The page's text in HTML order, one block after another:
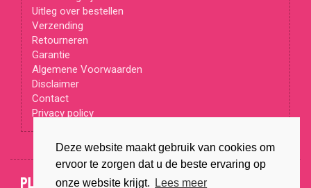
Deze website maakt gebruik van cookies om
ervoor te zorgen dat u de beste ervaring op
onze website krijgt.
Lees meer
Uitleg over bestellen
Verzending
Retourneren
Garantie
Algemene Voorwaarden
Disclaimer
Contact
Privacy policy
© Copyright 2026